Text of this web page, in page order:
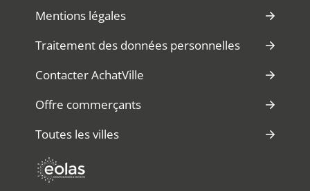
Mentions légales
Traitement des données personnelles
Contacter AchatVille
Offre commerçants
Toutes les villes